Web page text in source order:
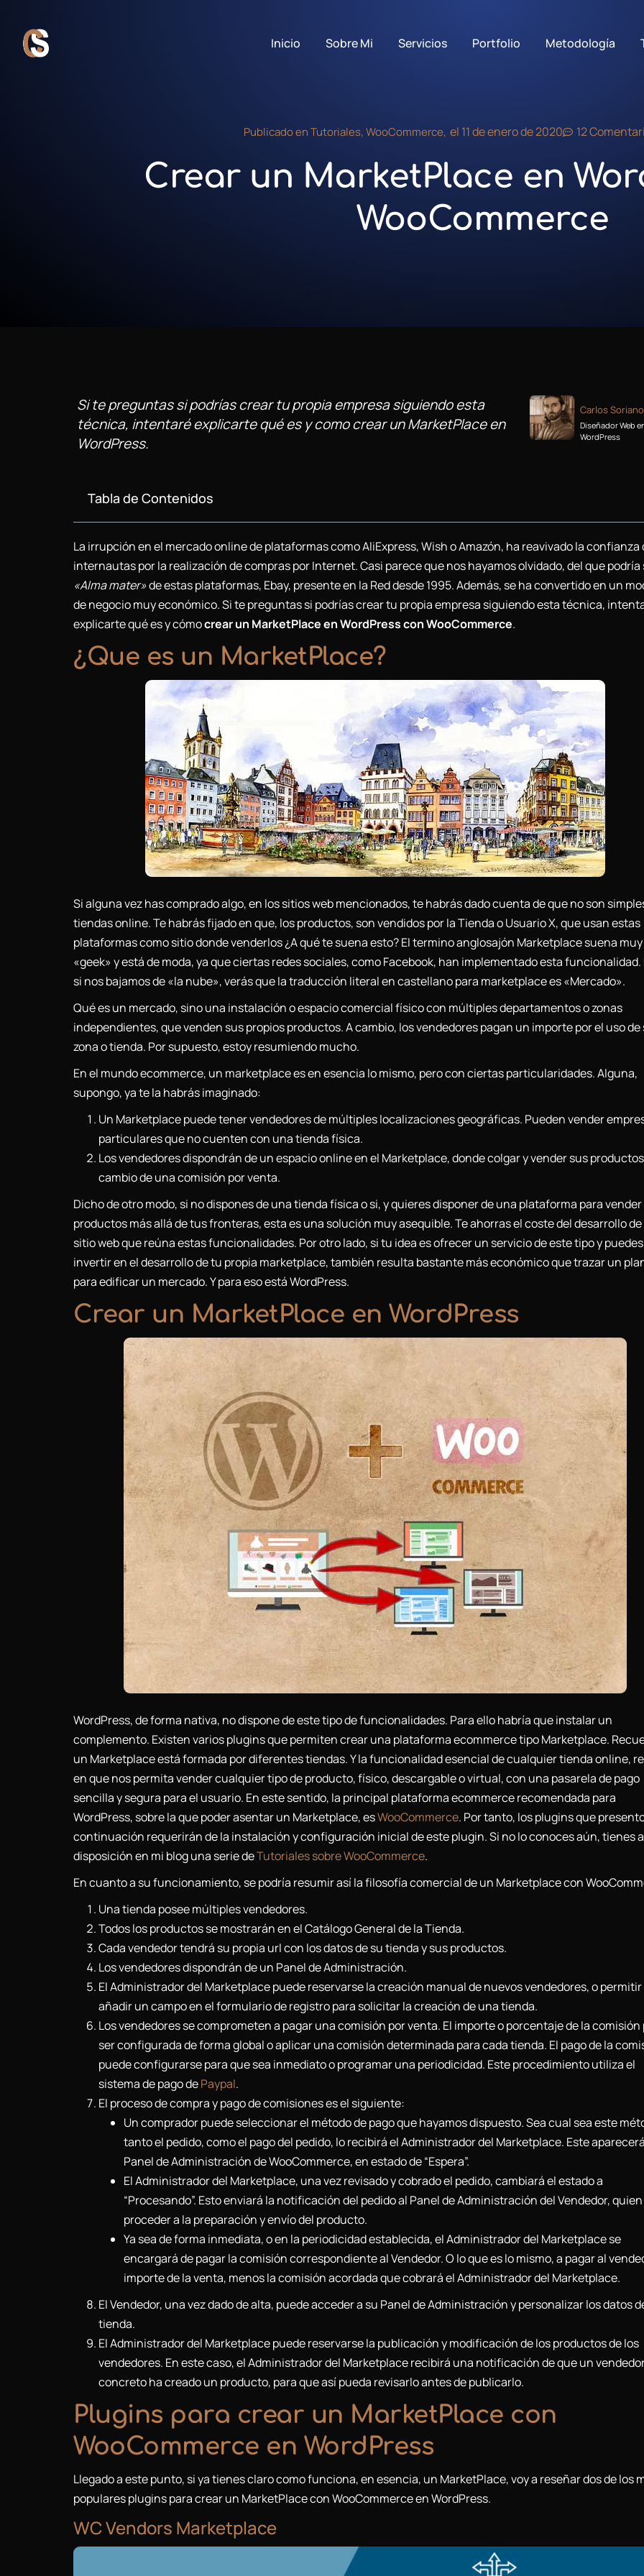
Inicio Sobre Mi Servicios Portfolio Metodología
Publicado enTutoriales,WooCommerce, el 11 de enero de 2020 12
Crear un MarketPlace en
WooCommerce
Si te preguntas si podrías crear tu propia empresa siguiendo esta
técnica, intentaré explicarte qué es y como crear un MarketPlace en
WordPress.
Carlos Soriano
Diseñador Web
WordPress
Tabla de Contenidos
La irrupción en el mercado online de plataformas como AliExpress, Wish o Amazón, ha reavivado la confianza
internautas por la realización de compras por Internet. Casi parece que nos hayamos olvidado, del que podría
«Alma mater»de estas plataformas, Ebay, presente en la Red desde 1995. Además, se ha convertido en un
de negocio muy económico. Si te preguntas si podrías crear tu propia empresa siguiendo esta técnica,
explicarte qué es y cómocrear un MarketPlace en WordPress con WooCommerce.
¿Que es un MarketPlace?
Si alguna vez has comprado algo, en los sitios web mencionados, te habrás dado cuenta de que no son
tiendas online. Te habrás fijado en que, los productos, son vendidos por la Tienda o Usuario X, que usan estas
plataformas como sitio donde venderlos ¿A qué te suena esto? El termino anglosajón Marketplace suena muy
«geek» y está de moda, ya que ciertas redes sociales, como Facebook, han implementado esta funcionalidad.
si nos bajamos de «la nube», verás que la traducción literal en castellano para marketplace es «Mercado».
Qué es un mercado, sino una instalación o espacio comercial físico con múltiples departamentos o zonas
independientes, que venden sus propios productos. A cambio, los vendedores pagan un importe por el uso de
zona o tienda. Por supuesto, estoy resumiendo mucho.
En el mundo ecommerce, un marketplace es en esencia lo mismo, pero con ciertas particularidades. Alguna,
supongo, ya te la habrás imaginado:
Un Marketplace puede tener vendedores de múltiples localizaciones geográficas. Pueden vender
particulares que no cuenten con una tienda física.
Los vendedores dispondrán de un espacio online en el Marketplace, donde colgar y vender sus
cambio de una comisión por venta.
Dicho de otro modo, si no dispones de una tienda física o si, y quieres disponer de una plataforma para
productos más allá de tus fronteras, esta es una solución muy asequible. Te ahorras el coste del desarrollo
sitio web que reúna estas funcionalidades. Por otro lado, si tu idea es ofrecer un servicio de este tipo y puedes
invertir en el desarrollo de tu propia marketplace, también resulta bastante más económico que trazar un
para edificar un mercado. Y para eso está WordPress.
Crear un MarketPlace en WordPress
WordPress, de forma nativa, no dispone de este tipo de funcionalidades. Para ello habría que instalar un
complemento. Existen varios plugins que permiten crear una plataforma ecommerce tipo Marketplace.
un Marketplace está formada por diferentes tiendas. Y la funcionalidad esencial de cualquier tienda online,
en que nos permita vender cualquier tipo de producto, físico, descargable o virtual, con una pasarela de pago
sencilla y segura para el usuario. En este sentido, la principal plataforma ecommerce recomendada para
WordPress, sobre la que poder asentar un Marketplace, esWooCommerce. Por tanto, los plugins que
continuación requerirán de la instalación y configuración inicial de este plugin. Si no lo conoces aún, tienes
disposición en mi blog una serie deTutoriales sobre WooCommerce.
En cuanto a su funcionamiento, se podría resumir así la filosofía comercial de un Marketplace con
Una tienda posee múltiples vendedores.
Todos los productos se mostrarán en el Catálogo General de la Tienda.
Cada vendedor tendrá su propia url con los datos de su tienda y sus productos.
Los vendedores dispondrán de un Panel de Administración.
El Administrador del Marketplace puede reservarse la creación manual de nuevos vendedores, o permitir
añadir un campo en el formulario de registro para solicitar la creación de una tienda.
Los vendedores se comprometen a pagar una comisión por venta. El importe o porcentaje de la comisión
ser configurada de forma global o aplicar una comisión determinada para cada tienda. El pago de la
puede configurarse para que sea inmediato o programar una periodicidad. Este procedimiento utiliza el
sistema de pago dePaypal.
El proceso de compra y pago de comisiones es el siguiente:
Un comprador puede seleccionar el método de pago que hayamos dispuesto. Sea cual sea este
tanto el pedido, como el pago del pedido, lo recibirá el Administrador del Marketplace. Este
Panel de Administración de WooCommerce, en estado de “Espera”.
El Administrador del Marketplace, una vez revisado y cobrado el pedido, cambiará el estado a
“Procesando”. Esto enviará la notificación del pedido al Panel de Administración del Vendedor,
proceder a la preparación y envío del producto.
Ya sea de forma inmediata, o en la periodicidad establecida, el Administrador del Marketplace se
encargará de pagar la comisión correspondiente al Vendedor. O lo que es lo mismo, a pagar al
importe de la venta, menos la comisión acordada que cobrará el Administrador del Marketplace.
El Vendedor, una vez dado de alta, puede acceder a su Panel de Administración y personalizar los datos
tienda.
El Administrador del Marketplace puede reservarse la publicación y modificación de los productos de los
vendedores. En este caso, el Administrador del Marketplace recibirá una notificación de que un
concreto ha creado un producto, para que así pueda revisarlo antes de publicarlo.
Plugins para crear un MarketPlace con
WooCommerce en WordPress
Llegado a este punto, si ya tienes claro como funciona, en esencia, un MarketPlace, voy a reseñar dos de los
populares plugins para crear un MarketPlace con WooCommerce en WordPress.
WC Vendors Marketplace